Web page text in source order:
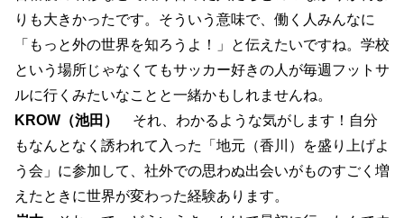
りも大きかったです。そういう意味で、働く人みんなに
「もっと外の世界を知ろうよ！」と伝えたいですね。学校
という場所じゃなくてもサッカー好きの人が毎週フットサ
ルに行くみたいなことと一緒かもしれませんね。
KROW（池田）
それ、わかるような気がします！自分
もなんとなく誘われて入った「地元（香川）を盛り上げよ
う会」に参加して、社外での思わぬ出会いがものすごく増
えたときに世界が変わった経験あります。